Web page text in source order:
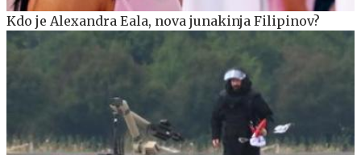
Kdo je Alexandra Eala, nova junakinja Filipinov?